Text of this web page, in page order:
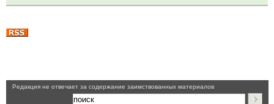
Pедакция не отвечает за содержание заимствованных материалов